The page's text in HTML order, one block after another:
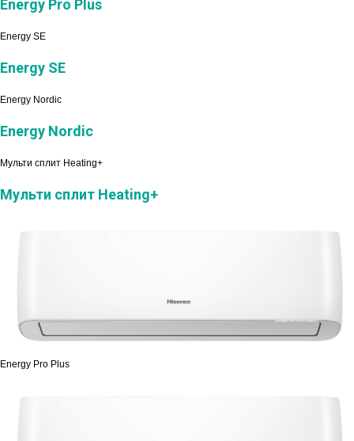
Energy Pro Plus
Energy SE
Energy SE
Energy Nordic
Energy Nordic
Мульти сплит Heating+
Мульти сплит Heating+
Energy Pro Plus